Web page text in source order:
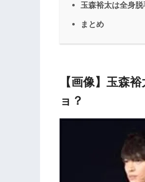
玉森裕太は全身
まとめ
【画像】玉森
ョ？